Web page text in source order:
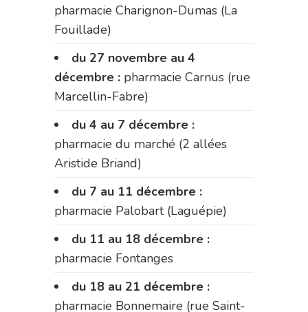
pharmacie Charignon-Dumas (La
Fouillade)
du 27 novembre au 4
décembre : pharmacie Carnus (rue
Marcellin-Fabre)
du 4 au 7 décembre :
pharmacie du marché (2 allées
Aristide Briand)
du 7 au 11 décembre :
pharmacie Palobart (Laguépie)
du 11 au 18 décembre :
pharmacie Fontanges
du 18 au 21 décembre :
pharmacie Bonnemaire (rue Saint-